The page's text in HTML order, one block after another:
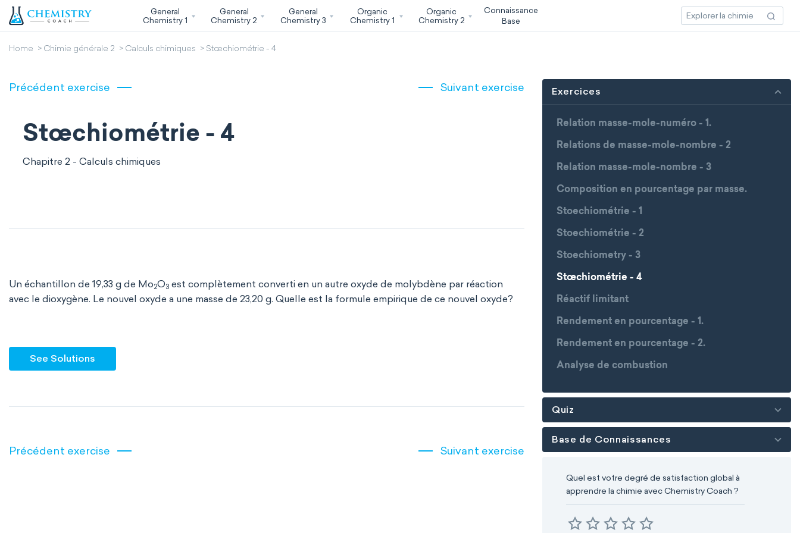
General
Chemistry 1
General
Chemistry 2
General
Chemistry 3
Organic
Chemistry 1
Organic
Chemistry 2
Connaissance
Base
Home Chimie générale 2 Calculs chimiques Stœchiométrie - 4
Précédent exercise Suivant exercise
Stœchiométrie - 4
Chapitre 2 - Calculs chimiques
Un échantillon de 19,33 g de Mo2O3 est complètement converti en un autre oxyde de molybdène par réaction
avec le dioxygène. Le nouvel oxyde a une masse de 23,20 g. Quelle est la formule empirique de ce nouvel oxyde?
See Solutions
Précédent exercise Suivant exercise
Exercices
Relation masse-mole-numéro - 1.
Relations de masse-mole-nombre - 2
Relation masse-mole-nombre - 3
Composition en pourcentage par masse.
Stoechiométrie - 1
Stoechiométrie - 2
Stoechiometry - 3
Stœchiométrie - 4
Réactif limitant
Rendement en pourcentage - 1.
Rendement en pourcentage - 2.
Analyse de combustion
Quiz
Base de Connaissances
Quel est votre degré de satisfaction global à
apprendre la chimie avec Chemistry Coach ?